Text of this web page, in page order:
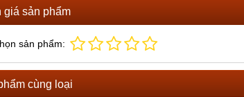
giá sản phẩm
sản phẩm:
cùng loại